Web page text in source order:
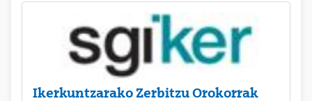
Ikerkuntzarako Zerbitzu Orokorrak